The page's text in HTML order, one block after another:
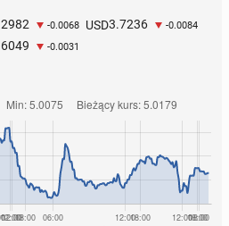
-0.0068 USD3.7236 -0.0084
-0.0031